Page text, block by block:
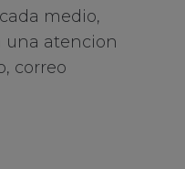
medio,
una atencion
correo